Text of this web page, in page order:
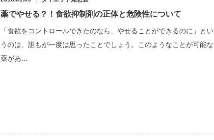
薬でやせる？！食欲抑制剤の正体と危険性について
「食欲をコントロールできたのなら、やせることができるのに」とい
うのは、誰もが一度は思ったことでしょう。このようなことが可能な
薬があ…